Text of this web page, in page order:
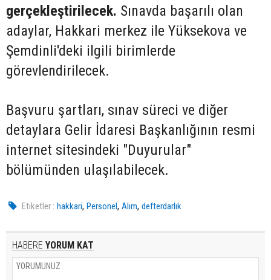
gerçekleştirilecek. Sınavda başarılı olan
adaylar, Hakkari merkez ile Yüksekova ve
Şemdinli'deki ilgili birimlerde
görevlendirilecek.
Başvuru şartları, sınav süreci ve diğer
detaylara Gelir İdaresi Başkanlığının resmi
internet sitesindeki "Duyurular"
bölümünden ulaşılabilecek.
Etiketler : hakkari,Personel,Alım,defterdarlık
HABERE YORUM KAT